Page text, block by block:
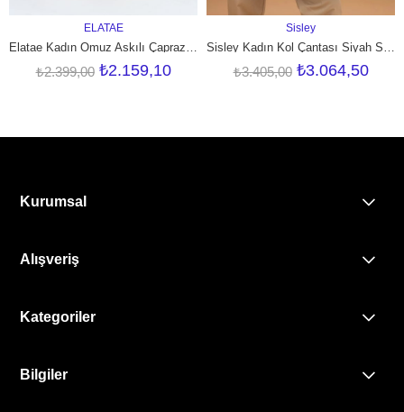
SEPETE EKLE
ELATAE
Elatae Kadın Omuz Askılı Çapraz Çanta Beyaz 17571
₺2.159,10
₺2.399,00
SEPETE EKLE
Sisley
Sisley Kadın Kol Çantası Siyah SLY024
₺3.064,50
₺3.405,00
Kurumsal
Alışveriş
Kategoriler
Bilgiler